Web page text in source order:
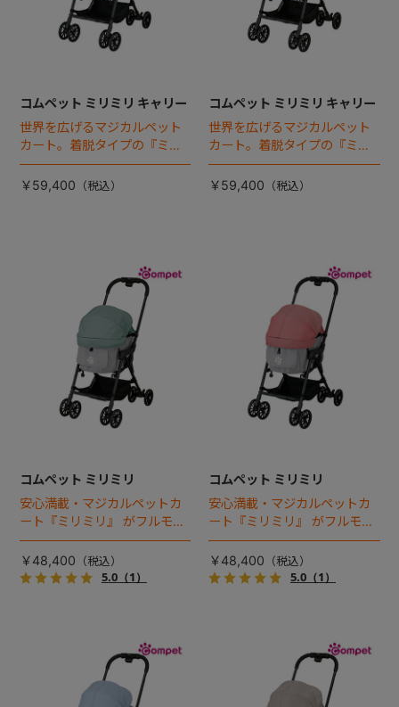
コムペット ミリミリ キャリー
世界を広げるマジカルペット
カート。着脱タイプの『ミリ
ミリEG』 がフルモデルチェン
ジ 。新機能「マジカルフォー
￥59,400
コムペット ミリミリ キャリー
世界を広げるマジカルペット
カート。着脱タイプの『ミリ
ミリEG』 がフルモデルチェン
ジ 。新機能「マジカルフォー
￥59,400
コムペット ミリミリ
安心満載・マジカルペットカ
ート『ミリミリ』 がフルモデ
ルチェンジ。 新機能「マジカ
ルフォールディング」搭載
￥48,400
5.0（1）
コムペット ミリミリ
安心満載・マジカルペットカ
ート『ミリミリ』 がフルモデ
ルチェンジ。 新機能「マジカ
ルフォールディング」搭載
￥48,400
5.0（1）